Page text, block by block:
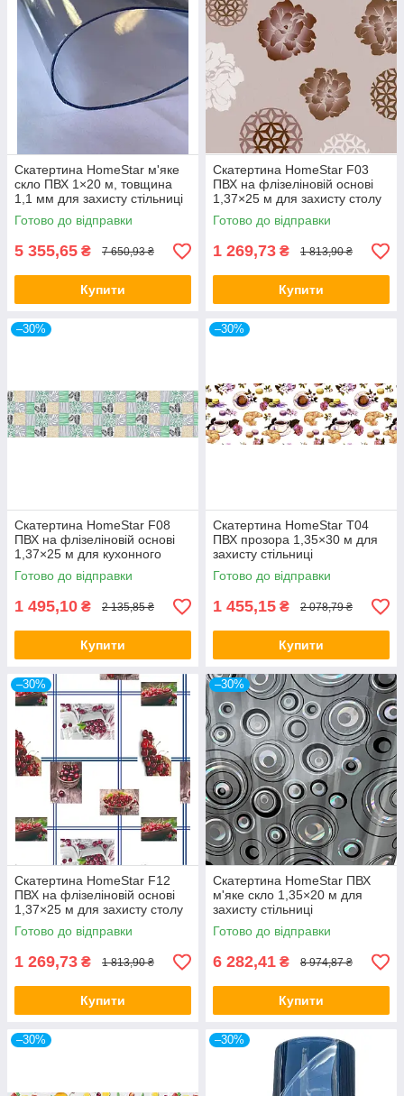
Скатертина HomeStar м'яке
скло ПВХ 1×20 м, товщина
1,1 мм для захисту стільниці
Готово до відправки
5 355,65 ₴ 7 650,93 ₴
Купити
Скатертина HomeStar F03
ПВХ на флізеліновій основі
1,37×25 м для захисту столу
Готово до відправки
1 269,73 ₴ 1 813,90 ₴
Купити
–30%
Скатертина HomeStar F08
ПВХ на флізеліновій основі
1,37×25 м для кухонного
столу
Готово до відправки
1 495,10 ₴ 2 135,85 ₴
Купити
–30%
Скатертина HomeStar T04
ПВХ прозора 1,35×30 м для
захисту стільниці
Готово до відправки
1 455,15 ₴ 2 078,79 ₴
Купити
–30%
Скатертина HomeStar F12
ПВХ на флізеліновій основі
1,37×25 м для захисту столу
Готово до відправки
1 269,73 ₴ 1 813,90 ₴
Купити
–30%
Скатертина HomeStar ПВХ
м'яке скло 1,35×20 м для
захисту стільниці
Готово до відправки
6 282,41 ₴ 8 974,87 ₴
Купити
–30% –30%